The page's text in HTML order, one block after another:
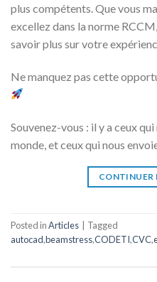
plus compétents. Que vous
excellez dans la norme
savoir plus sur votre
Ne manquez pas cette
Souvenez-vous : il y a ceux
monde, et ceux qui nous
CONTINUER
Posted inArticles
Tagged
autocad,beamstress,CODETI,CVC,